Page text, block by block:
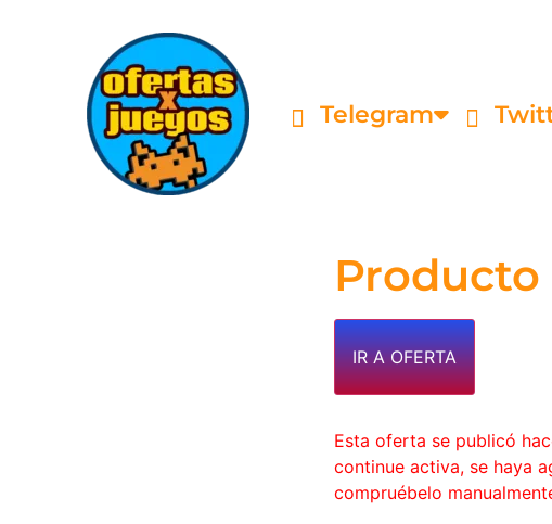
Telegram
Producto
IR A OFERTA
Esta oferta se publicó
continue activa, se haya
compruébelo